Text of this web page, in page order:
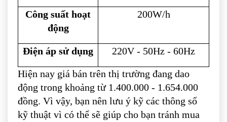
Công suất hoạt
động
200W/h
Điện áp sử dụng 220V - 50Hz - 60Hz
Hiện nay giá bán trên thị trường đang dao
động trong khoảng từ 1.400.000 - 1.654.000
đồng. Vì vậy, bạn nên lưu ý kỹ các thông số
kỹ thuật vì có thể sẽ giúp cho bạn tránh mua